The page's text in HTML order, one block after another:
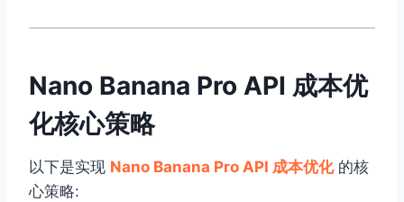
Nano Banana Pro API 成本优
化核心策略
以下是实现 Nano Banana Pro API 成本优化的核
心策略: